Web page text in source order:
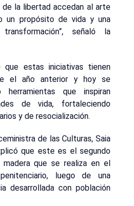
de la libertad accedan al arte
un propósito de vida y una
señaló la
que estas iniciativas tienen
el año anterior y hoy se
herramientas que inspiran
de vida, fortaleciendo
y de resocialización.
de las Culturas, Saia
que este es el segundo
que se realiza en el
luego de una
desarrollada con población